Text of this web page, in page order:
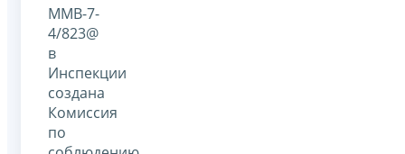
ММВ-7-
4/823@
в
Инспекции
создана
Комиссия
по